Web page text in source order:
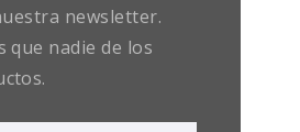
newsletter.
que nadie de los